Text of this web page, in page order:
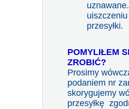
przesyłki.
POMYLIŁEM
ZROBIĆ?
Prosimy
podaniem nr
skorygujemy
przesyłkę